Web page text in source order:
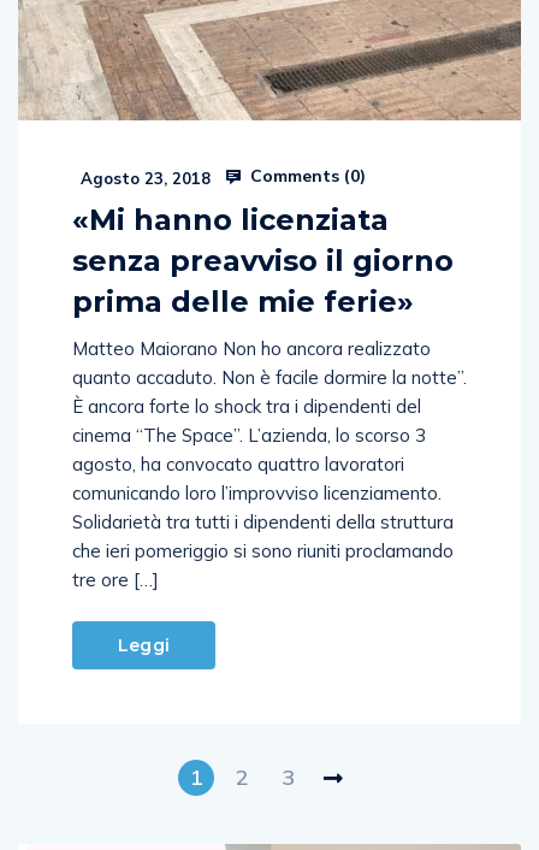
Agosto 23, 2018 Comments (0)
«Mi hanno licenziata
senza preavviso il giorno
prima delle mie ferie»
Matteo Maiorano Non ho ancora realizzato
quanto accaduto. Non è facile dormire la notte”.
È ancora forte lo shock tra i dipendenti del
cinema “The Space”. L’azienda, lo scorso 3
agosto, ha convocato quattro lavoratori
comunicando loro l’improvviso licenziamento.
Solidarietà tra tutti i dipendenti della struttura
che ieri pomeriggio si sono riuniti proclamando
tre ore […]
Leggi
1 2 3